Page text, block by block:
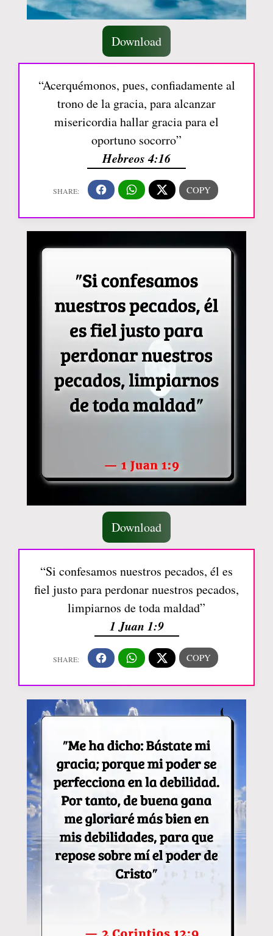
Download
“Acerquémonos, pues, confiadamente al
trono de la gracia, para alcanzar
misericordia hallar gracia para el
oportuno socorro”
Hebreos 4:16
Download
“Si confesamos nuestros pecados, él es
fiel justo para perdonar nuestros pecados,
limpiarnos de toda maldad”
1 Juan 1:9